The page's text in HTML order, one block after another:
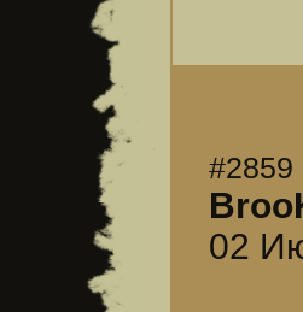
#2859
02